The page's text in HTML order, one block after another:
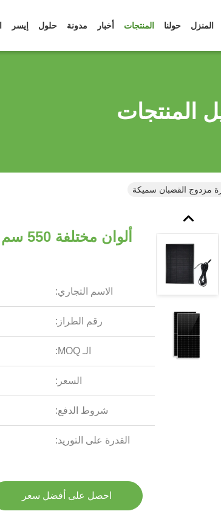
المنزل حولنا المنتجات أخبار مدونة حلول إيسر
المنتجات
الاسم التجاري:
رقم الطراز:
الـ MOQ:
السعر:
شروط الدفع:
القدرة على التوريد:
احصل على أفضل سعر